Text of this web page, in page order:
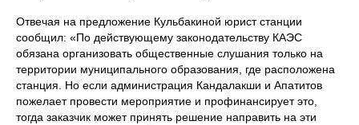
Отвечая на предложение Кульбакиной юрист станции
сообщил: «По действующему законодательству КАЭС
обязана организовать общественные слушания только на
территории муниципального образования, где расположена
станция. Но если администрация Кандалакши и Апатитов
пожелает провести мероприятие и профинансирует это,
тогда заказчик может принять решение направить на эти